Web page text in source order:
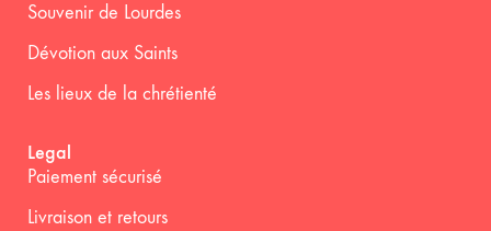
Souvenir de Lourdes
Dévotion aux Saints
Les lieux de la chrétienté
Legal
Paiement sécurisé
Livraison et retours